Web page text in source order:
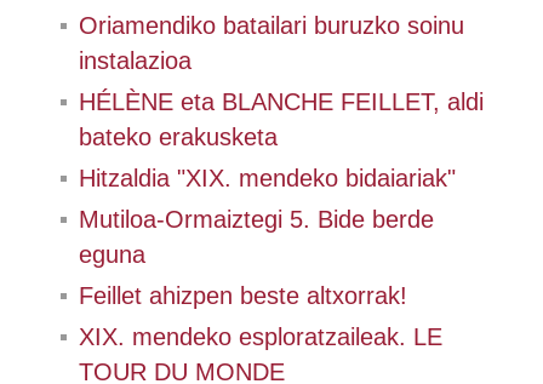
Oriamendiko batailari buruzko soinu
instalazioa
HÉLÈNE eta BLANCHE FEILLET, aldi
bateko erakusketa
Hitzaldia "XIX. mendeko bidaiariak"
Mutiloa-Ormaiztegi 5. Bide berde
eguna
Feillet ahizpen beste altxorrak!
XIX. mendeko esploratzaileak. LE
TOUR DU MONDE